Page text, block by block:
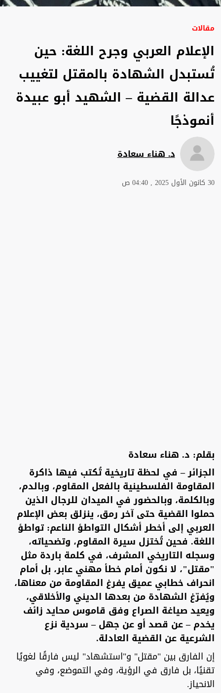
مقالات
الإعلام العربي وجرح اللغة: حين
تُستبدل الشهادة بالمقتل لتغييب
عدالة القضية – الشهيد أبو عبيدة
أنموذجًا
د. هناء سعادة
30 كانون الأول 2025 , 04:40 ص
بقلم: د. هناء سعادة
الجزائر – في لحظة تاريخية تُكتب فيها ذاكرة
المقاومة الفلسطينية بالفعل المقاوم، وبالدم،
وبالكلمة، وبالحضور في الميدان للرجال الذين
حملوا القضية حتى آخر رمق، ينزلق بعض الإعلام
العربي إلى أخطر أشكال التواطؤ الناعم: تواطؤ
اللغة. فحين تُختزل سيرة المقاوم، وتضحياته،
وسجله التاريخي المشرف، في كلمة باردة مثل
"مقتل"، لا نكون أمام خطأ مهني عابر، بل أمام
انحراف خطابي عميق يفرغ المقاومة من معناها،
ويُفرّغ الشهادة من بعدها الديني والأخلاقي،
ويعيد صياغة الصراع وفق قاموس محايد زائف
يخدم – عن قصد أو عن جهل – سردية نزع
الشرعية عن القضية العادلة.
إن الفارق بين "مقتل" و"استشهاد" ليس فارقًا لغويًا
تقنيًا، بل فارق في الرؤية، وفي التموضع، وفي
الانحياز.